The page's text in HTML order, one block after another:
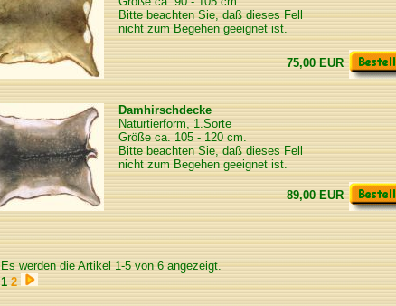
Bitte beachten Sie, daß dieses Fell
nicht zum Begehen geeignet ist.
75,00 EUR
Damhirschdecke
Naturtierform, 1.Sorte
Größe ca. 105 - 120 cm.
Bitte beachten Sie, daß dieses Fell
nicht zum Begehen geeignet ist.
89,00 EUR
Es werden die Artikel 1-5 von 6 angezeigt.
1 2